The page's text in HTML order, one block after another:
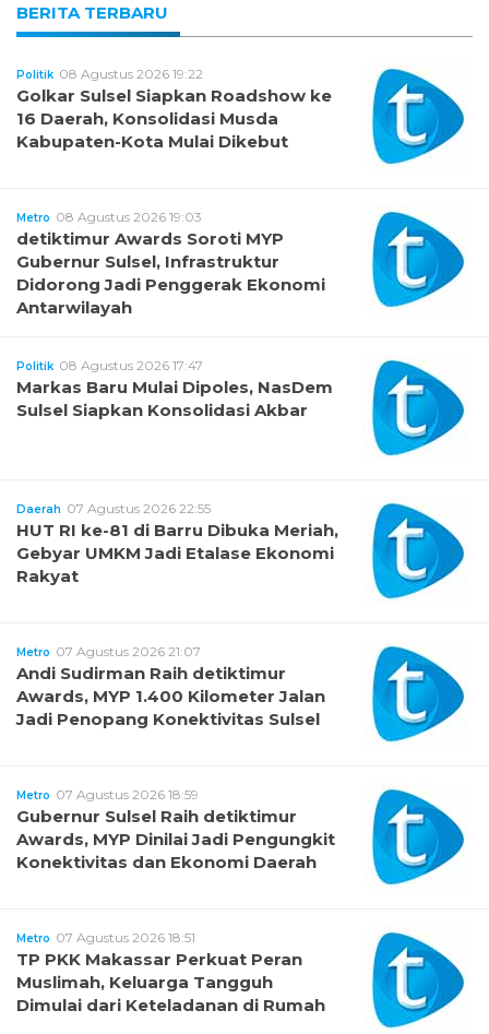
BERITA TERBARU
Politik 08 Agustus 2026 19:22
Golkar Sulsel Siapkan Roadshow ke
16 Daerah, Konsolidasi Musda
Kabupaten-Kota Mulai Dikebut
Metro 08 Agustus 2026 19:03
detiktimur Awards Soroti MYP
Gubernur Sulsel, Infrastruktur
Didorong Jadi Penggerak Ekonomi
Antarwilayah
Politik 08 Agustus 2026 17:47
Markas Baru Mulai Dipoles, NasDem
Sulsel Siapkan Konsolidasi Akbar
Daerah 07 Agustus 2026 22:55
HUT RI ke-81 di Barru Dibuka Meriah,
Gebyar UMKM Jadi Etalase Ekonomi
Rakyat
Metro 07 Agustus 2026 21:07
Andi Sudirman Raih detiktimur
Awards, MYP 1.400 Kilometer Jalan
Jadi Penopang Konektivitas Sulsel
Metro 07 Agustus 2026 18:59
Gubernur Sulsel Raih detiktimur
Awards, MYP Dinilai Jadi Pengungkit
Konektivitas dan Ekonomi Daerah
Metro 07 Agustus 2026 18:51
TP PKK Makassar Perkuat Peran
Muslimah, Keluarga Tangguh
Dimulai dari Keteladanan di Rumah